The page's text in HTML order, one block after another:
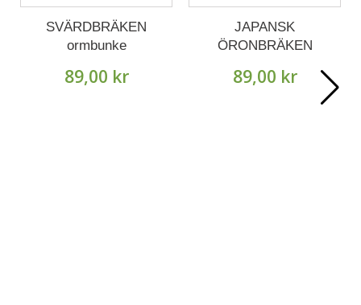
SVÄRDBRÄKEN
ormbunke
89,00 kr
JAPANSK
ÖRONBRÄKEN
89,00 kr